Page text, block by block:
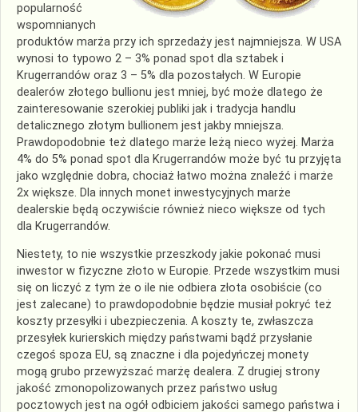
popularność
wspomnianych
produktów marża przy ich sprzedaży jest najmniejsza. W USA
wynosi to typowo 2 – 3% ponad spot dla sztabek i
Krugerrandów oraz 3 – 5% dla pozostałych. W Europie
dealerów złotego bullionu jest mniej, być może dlatego że
zainteresowanie szerokiej publiki jak i tradycja handlu
detalicznego złotym bullionem jest jakby mniejsza.
Prawdopodobnie też dlatego marże leżą nieco wyżej. Marża
4% do 5% ponad spot dla Krugerrandów może być tu przyjęta
jako względnie dobra, chociaż łatwo można znaleźć i marże
2x większe. Dla innych monet inwestycyjnych marże
dealerskie będą oczywiście również nieco większe od tych
dla Krugerrandów.
Niestety, to nie wszystkie przeszkody jakie pokonać musi
inwestor w fizyczne złoto w Europie. Przede wszystkim musi
się on liczyć z tym że o ile nie odbiera złota osobiście (co
jest zalecane) to prawdopodobnie będzie musiał pokryć też
koszty przesyłki i ubezpieczenia. A koszty te, zwłaszcza
przesyłek kurierskich między państwami bądź przysłanie
czegoś spoza EU, są znaczne i dla pojedyńczej monety
mogą grubo przewyższać marżę dealera. Z drugiej strony
jakość zmonopolizowanych przez państwo usług
pocztowych jest na ogół odbiciem jakości samego państwa i